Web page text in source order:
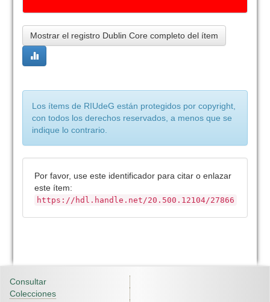
Mostrar el registro Dublin Core completo del ítem
Los ítems de RIUdeG están protegidos por copyright,
con todos los derechos reservados, a menos que se
indique lo contrario.
Por favor, use este identificador para citar o enlazar
este ítem:
https://hdl.handle.net/20.500.12104/27866
Consultar
Colecciones